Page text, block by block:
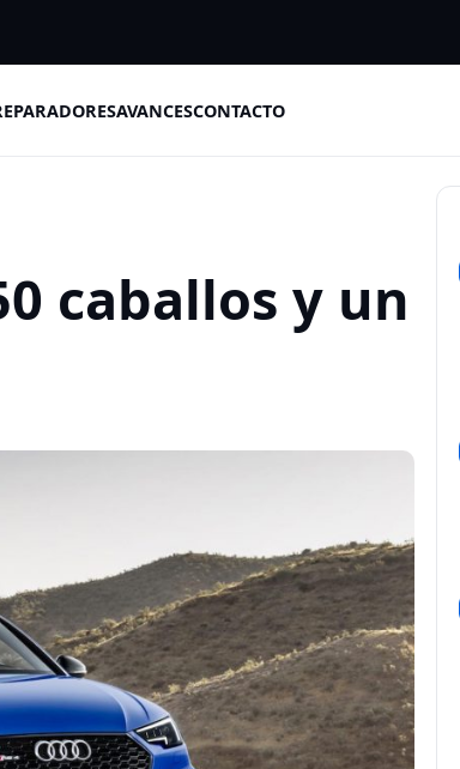
AVANCESCONTACTO
caballos y un